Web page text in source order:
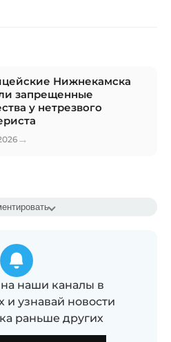
Нижнекамска
запрещенные
у нетрезвого
→
наши каналы в
и узнавай новости
раньше других